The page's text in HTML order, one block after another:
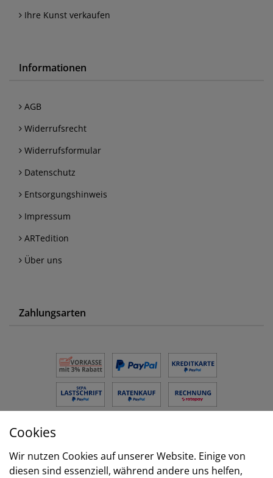
Ihre Kunst verkaufen
Informationen
AGB
Widerrufsrecht
Widerrufsformular
Datenschutz
Entsorgungshinweis
Impressum
ARTedition
Über uns
Zahlungsarten
Versand
Cookies
Wir nutzen Cookies auf unserer Website. Einige von
diesen sind essenziell, während andere uns helfen,